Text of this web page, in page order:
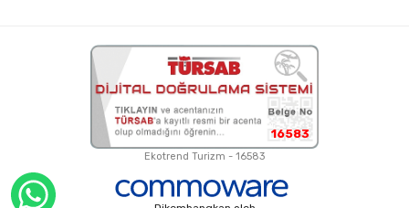
16583
Ekotrend Turizm - 16583